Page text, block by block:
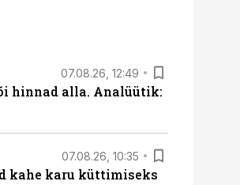
07.08.26, 12:49
hinnad alla. Analüütik:
07.08.26, 10:35
kahe karu küttimiseks